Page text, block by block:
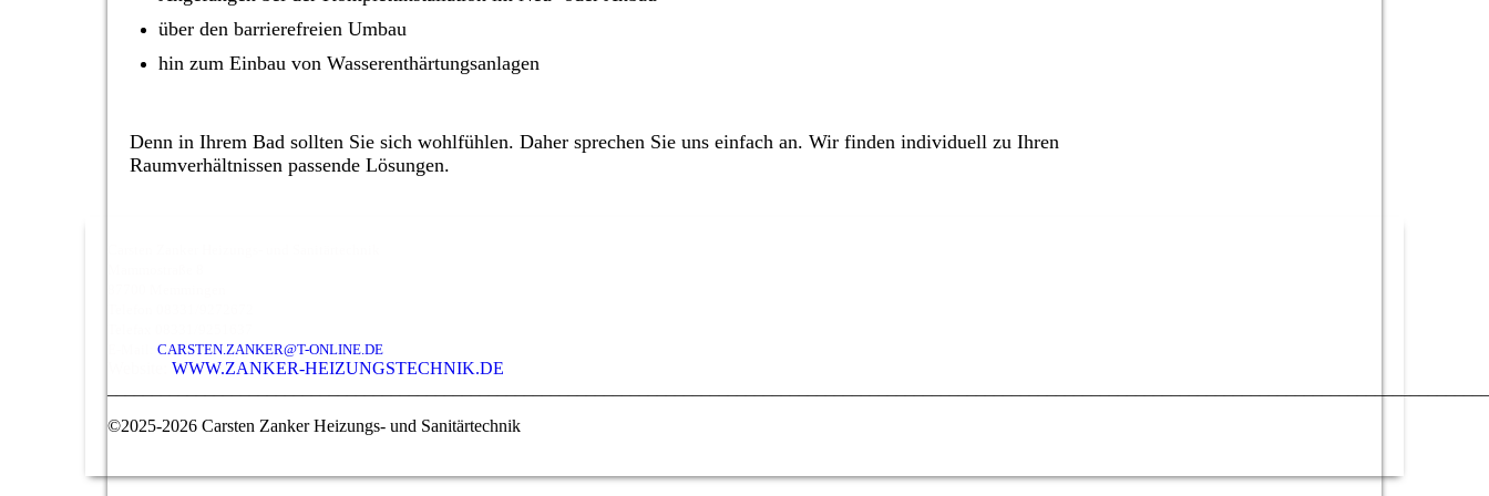
über den barrierefreien Umbau
hin zum Einbau von Wasserenthärtungsanlagen
Denn in Ihrem Bad sollten Sie sich wohlfühlen. Daher sprechen Sie uns einfach an. Wir finden individuell zu Ihren
Raumverhältnissen passende Lösungen.
CARSTEN.ZANKER@T-ONLINE.DE
WWW.ZANKER-HEIZUNGSTECHNIK.DE
©2025-2026 Carsten Zanker Heizungs- und Sanitärtechnik